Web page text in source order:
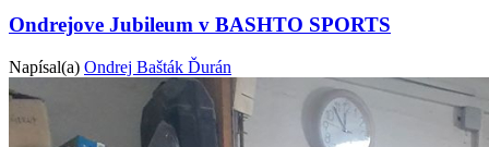
Ondrejove Jubileum v BASHTO SPORTS
Napísal(a) Ondrej Bašták Ďurán